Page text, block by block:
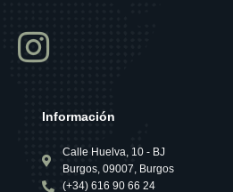
Información
Calle Huelva, 10 - BJ
Burgos, 09007, Burgos
(+34) 616 90 66 24